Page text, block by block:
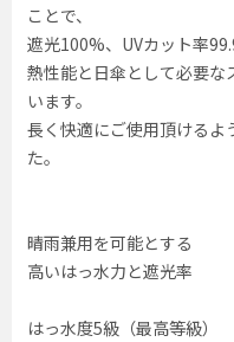
ことで、
遮光100%、UVカット率
熱性能と日傘として必要な
います。
長く快適にご使用頂けるよ
た。
晴雨兼用を可能とする
高いはっ水力と遮光率
はっ水度5級（最高等級）